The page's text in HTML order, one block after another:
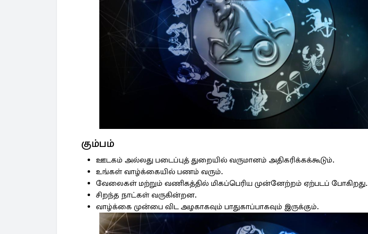
கும்பம்
ஊடகம் அல்லது படைப்புத் துறையில் வருமானம் அதிகரிக்கக்கூடும்.
உங்கள் வாழ்க்கையில் பணம் வரும்.
வேலைகள் மற்றும் வணிகத்தில் மிகப்பெரிய முன்னேற்றம் ஏற்படப் போகிறது.
சிறந்த நாட்கள் வருகின்றன.
வாழ்க்கை முன்பை விட அழகாகவும் பாதுகாப்பாகவும் இருக்கும்.